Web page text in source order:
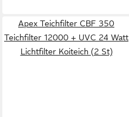
Apex Teichfilter CBF 350
Teichfilter 12000 + UVC 24 Watt
Lichtfilter Koiteich (2 St)